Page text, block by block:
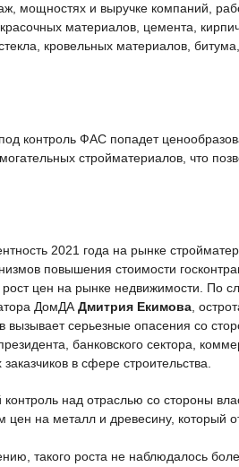
мощностях и выручке компаний,
материалов, цемента,
кровельных материалов,
контроль ФАС попадет
стройматериалов, что
2021 года на рынке
повышения стоимости
цен на рынке недвижимости. По
ДомДА Дмитрия Екимова ,
вызывает серьезные опасения со
банковского сектора,
в сфере строительства.
над отраслью со стороны
цен на металл и древесину, который
такого роста не наблюдалось